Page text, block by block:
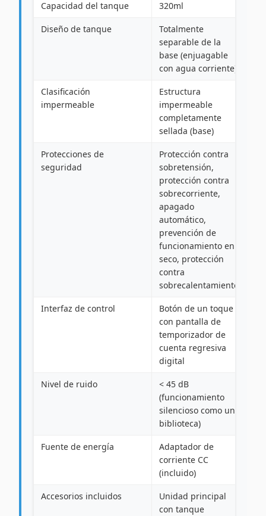
Capacidad del tanque 320ml
Diseño de tanque
Totalmente
separable de la
base (enjuagable
con agua corriente)
Clasificación
impermeable
Estructura
impermeable
completamente
sellada (base)
Protecciones de
seguridad
Protección contra
sobretensión,
protección contra
sobrecorriente,
apagado
automático,
prevención de
funcionamiento en
seco, protección
contra
sobrecalentamiento
Interfaz de control
Botón de un toque
con pantalla de
temporizador de
cuenta regresiva
digital
Nivel de ruido
< 45 dB
(funcionamiento
silencioso como una
biblioteca)
Fuente de energía
Adaptador de
corriente CC
(incluido)
Accesorios incluidos
Unidad principal
con tanque